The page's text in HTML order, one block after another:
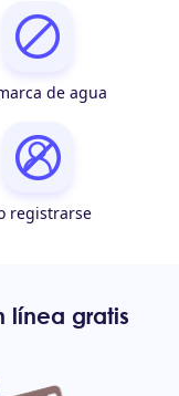
de agua
registrarse
línea gratis